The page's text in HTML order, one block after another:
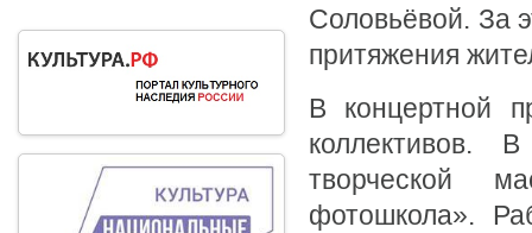
Соловьёвой. За
притяжения
В концертной
коллективов.
творческой
фотошкола».